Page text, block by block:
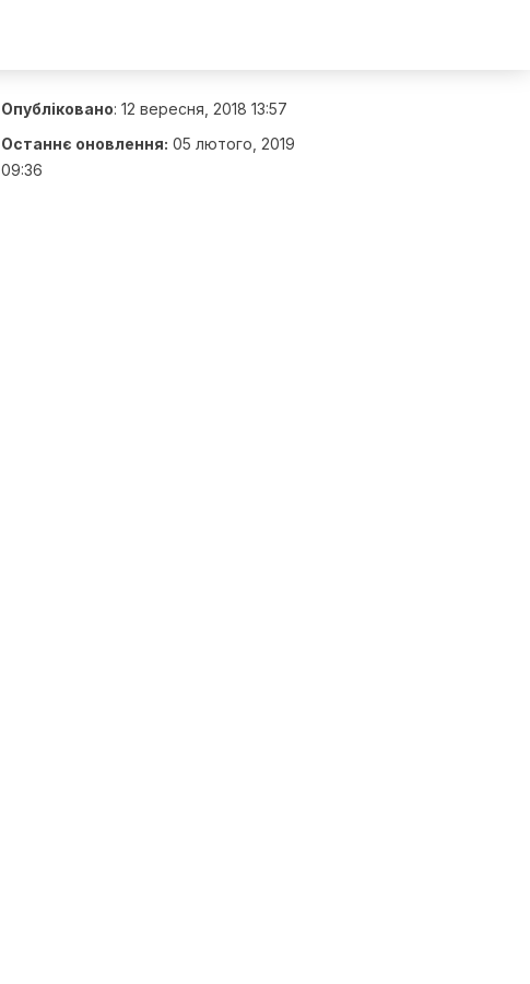
Опубліковано: 12 вересня, 2018 13:57
Останнє оновлення: 05 лютого, 2019
09:36